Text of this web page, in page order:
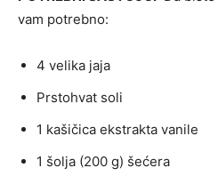
vam potrebno:
4 velika jaja
Prstohvat soli
1 kašičica ekstrakta vanile
1 šolja (200 g) šećera